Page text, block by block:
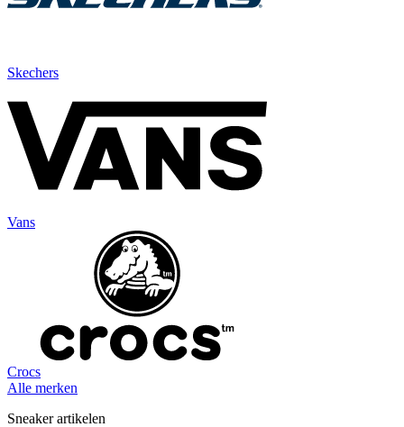
Skechers
Vans
Crocs
Alle merken
Sneaker artikelen